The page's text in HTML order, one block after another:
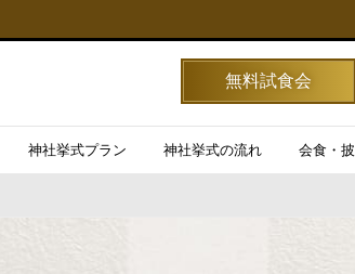
無料試食会
神社挙式プラン 神社挙式の流れ 会食・